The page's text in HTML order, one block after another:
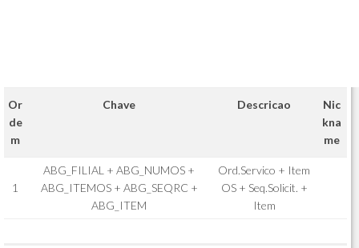
Or
de
m
Chave Descricao
Nic
kna
me
1
ABG_FILIAL + ABG_NUMOS +
ABG_ITEMOS + ABG_SEQRC +
ABG_ITEM
Ord.Servico + Item
OS + Seq.Solicit. +
Item